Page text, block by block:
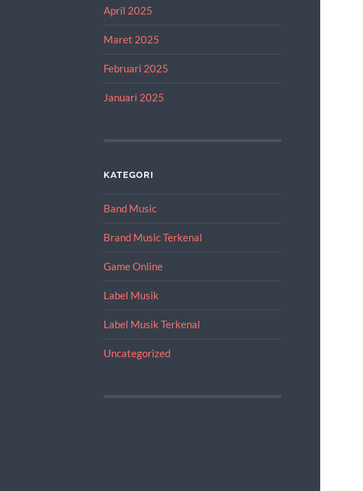
April 2025
Maret 2025
Februari 2025
Januari 2025
KATEGORI
Band Music
Brand Music Terkenal
Game Online
Label Musik
Label Musik Terkenal
Uncategorized